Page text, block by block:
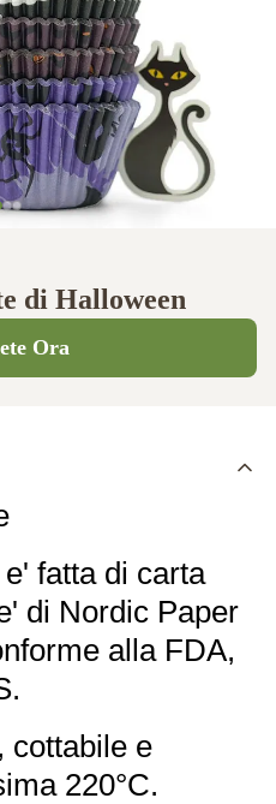
di Halloween
Ora
fatta di carta
di Nordic Paper
alla FDA,
cottabile e
220°C.